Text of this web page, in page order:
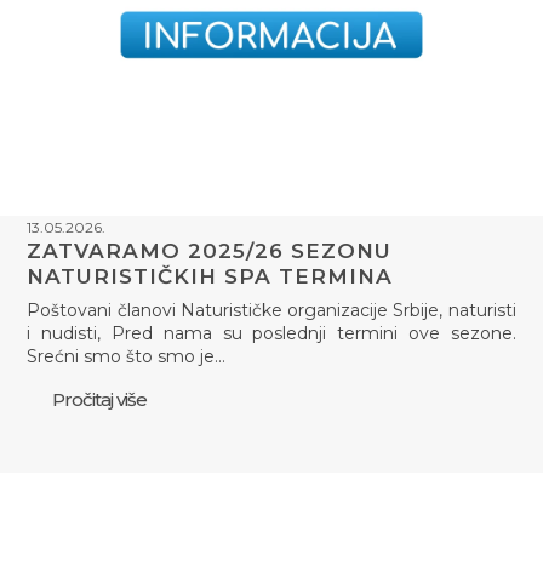
13.05.2026.
ZATVARAMO 2025/26 SEZONU
NATURISTIČKIH SPA TERMINA
Poštovani članovi Naturističke organizacije Srbije, naturisti
i nudisti, Pred nama su poslednji termini ove sezone.
Srećni smo što smo je…
Pročitaj više